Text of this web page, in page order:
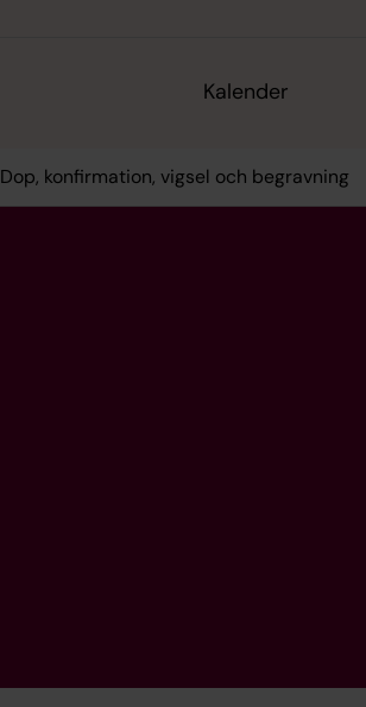
Kalender
Dop, konfirmation, vigsel och begravning